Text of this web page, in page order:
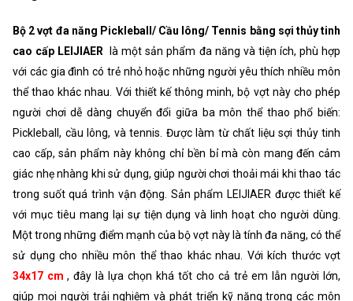
Bộ 2 vợt đa năng Pickleball/ Cầu lông/ Tennis bằng sợi thủy tinh
cao cấp LEIJIAER là một sản phẩm đa năng và tiện ích, phù hợp
với các gia đình có trẻ nhỏ hoặc những người yêu thích nhiều môn
thể thao khác nhau. Với thiết kế thông minh, bộ vợt này cho phép
người chơi dễ dàng chuyển đổi giữa ba môn thể thao phổ biến:
Pickleball, cầu lông, và tennis. Được làm từ chất liệu sợi thủy tinh
cao cấp, sản phẩm này không chỉ bền bỉ mà còn mang đến cảm
giác nhẹ nhàng khi sử dụng, giúp người chơi thoải mái khi thao tác
trong suốt quá trình vận động. Sản phẩm LEIJIAER được thiết kế
với mục tiêu mang lại sự tiện dụng và linh hoạt cho người dùng.
Một trong những điểm mạnh của bộ vợt này là tính đa năng, có thể
sử dụng cho nhiều môn thể thao khác nhau. Với kích thước vợt
34x17 cm , đây là lựa chọn khá tốt cho cả trẻ em lẫn người lớn,
giúp mọi người trải nghiệm và phát triển kỹ năng trong các môn